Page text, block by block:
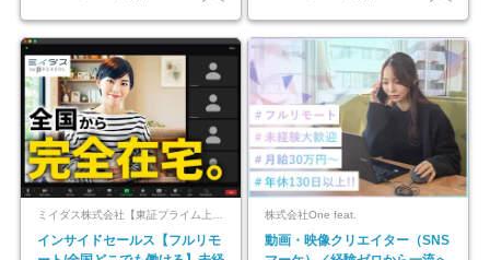
ミイダス株式会社【東証プライム上場パーソルグループ】
インサイドセールス【フルリモ
株式会社One feat.
動画・映像クリエイター（SNS